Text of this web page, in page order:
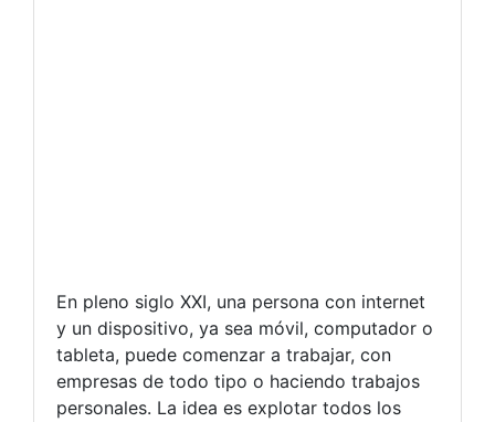
En pleno siglo XXI, una persona con internet
y un dispositivo, ya sea móvil, computador o
tableta, puede comenzar a trabajar, con
empresas de todo tipo o haciendo trabajos
personales. La idea es explotar todos los